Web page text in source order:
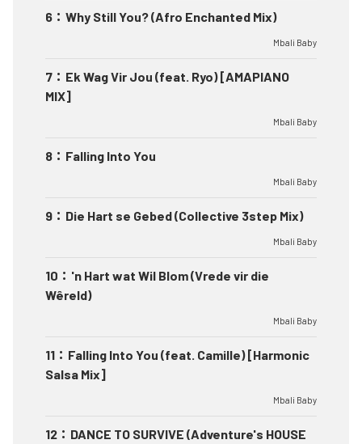
6 ： Why Still You? (Afro Enchanted Mix)
Mbali Baby
7 ： Ek Wag Vir Jou (feat. Ryo) [AMAPIANO
MIX]
Mbali Baby
8 ： Falling Into You
Mbali Baby
9 ： Die Hart se Gebed (Collective 3step Mix)
Mbali Baby
10 ： 'n Hart wat Wil Blom (Vrede vir die
Wêreld)
Mbali Baby
11 ： Falling Into You (feat. Camille) [Harmonic
Salsa Mix]
Mbali Baby
12 ： DANCE TO SURVIVE (Adventure's HOUSE